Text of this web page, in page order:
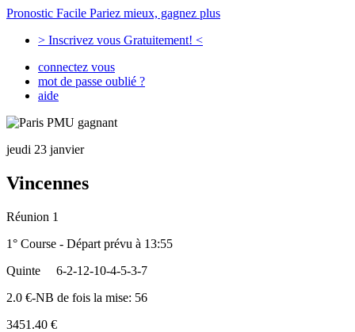
Pronostic Facile Pariez mieux, gagnez plus
> Inscrivez vous Gratuitement! <
connectez vous
mot de passe oublié ?
aide
jeudi 23 janvier
Vincennes
Réunion 1
1° Course - Départ prévu à 13:55
Quinte
6-2-12-10-4-5-3-7
2.0 €-NB de fois la mise: 56
3451.40 €